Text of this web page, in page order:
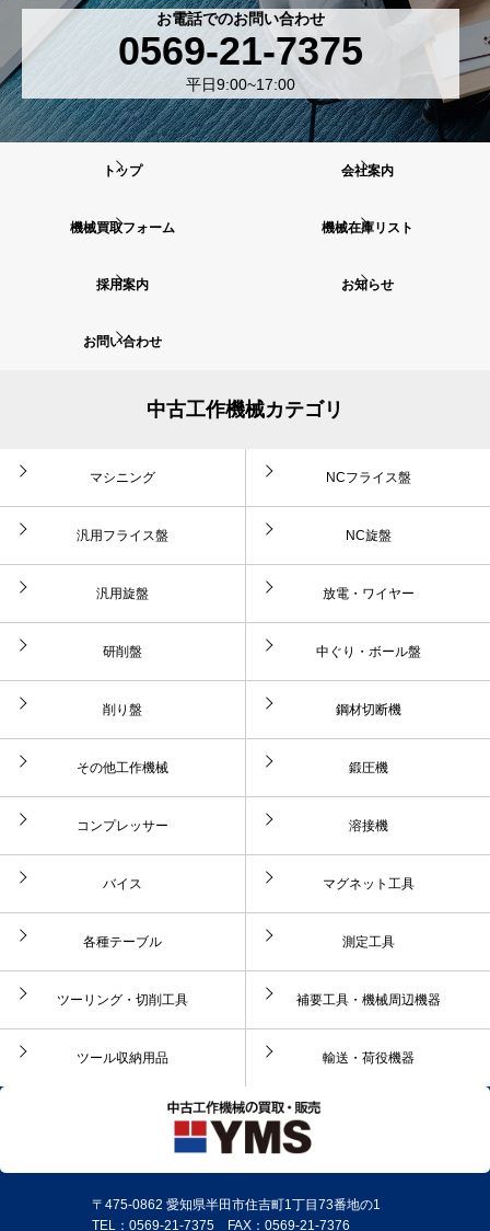
お電話でのお問い合わせ
0569-21-7375
平日9:00~17:00
トップ 会社案内
機械買取フォーム 機械在庫リスト
採用案内 お知らせ
お問い合わせ
中古工作機械カテゴリ
マシニング NCフライス盤
汎用フライス盤 NC旋盤
汎用旋盤 放電・ワイヤー
研削盤 中ぐり・ボール盤
削り盤 鋼材切断機
その他工作機械 鍛圧機
コンプレッサー 溶接機
バイス マグネット工具
各種テーブル 測定工具
ツーリング・切削工具 補要工具・機械周辺機器
ツール収納用品 輸送・荷役機器
〒475-0862 愛知県半田市住吉町1丁目73番地の1
TEL：0569-21-7375 FAX：0569-21-7376